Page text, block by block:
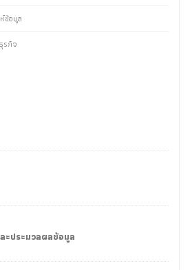
ข้อมูล
รกิจ
ะประมวลผลข้อมูล